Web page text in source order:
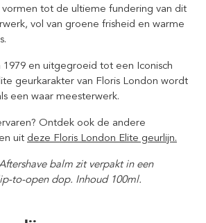
tot de ultieme fundering van dit
vol van groene frisheid en warme
en uitgegroeid tot een Iconisch
geurkarakter van Floris London wordt
een waar meesterwerk.
Ontdek ook de andere
uit deze Floris London Elite geurlijn.
balm zit verpakt in een
to-open dop. Inhoud 100ml.